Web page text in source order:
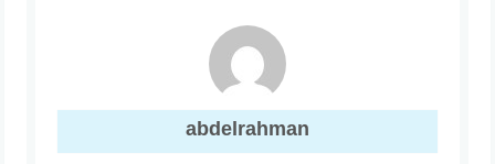
abdelrahman